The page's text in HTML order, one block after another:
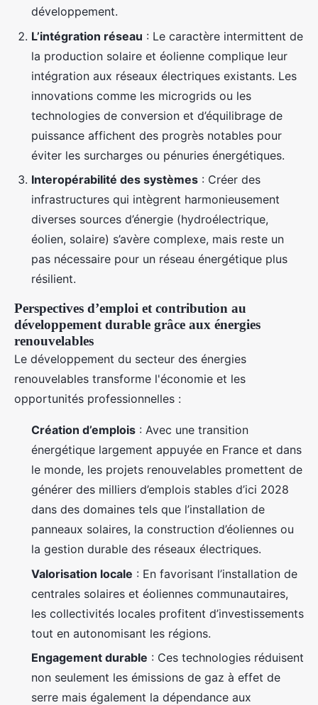
développement.
L’intégration réseau : Le caractère intermittent de
la production solaire et éolienne complique leur
intégration aux réseaux électriques existants. Les
innovations comme les microgrids ou les
technologies de conversion et d’équilibrage de
puissance affichent des progrès notables pour
éviter les surcharges ou pénuries énergétiques.
Interopérabilité des systèmes : Créer des
infrastructures qui intègrent harmonieusement
diverses sources d’énergie (hydroélectrique,
éolien, solaire) s’avère complexe, mais reste un
pas nécessaire pour un réseau énergétique plus
résilient.
Perspectives d’emploi et contribution au
développement durable grâce aux énergies
renouvelables
Le développement du secteur des énergies
renouvelables transforme l'économie et les
opportunités professionnelles :
Création d’emplois : Avec une transition
énergétique largement appuyée en France et dans
le monde, les projets renouvelables promettent de
générer des milliers d’emplois stables d’ici 2028
dans des domaines tels que l’installation de
panneaux solaires, la construction d’éoliennes ou
la gestion durable des réseaux électriques.
Valorisation locale : En favorisant l’installation de
centrales solaires et éoliennes communautaires,
les collectivités locales profitent d’investissements
tout en autonomisant les régions.
Engagement durable : Ces technologies réduisent
non seulement les émissions de gaz à effet de
serre mais également la dépendance aux